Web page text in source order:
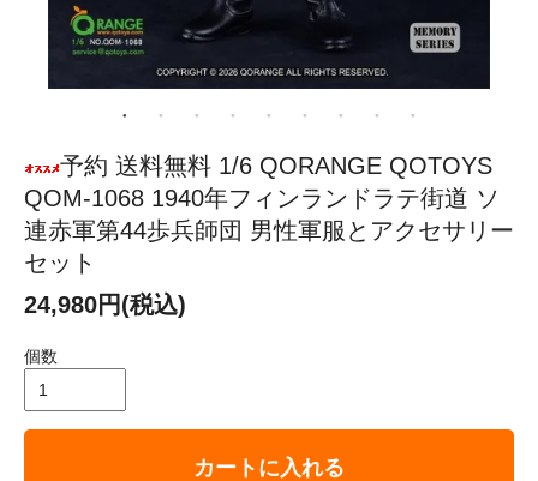
予約 送料無料 1/6 QORANGE QOTOYS
QOM-1068 1940年フィンランドラテ街道 ソ
連赤軍第44歩兵師団 男性軍服とアクセサリー
セット
24,980円(税込)
個数
カートに入れる